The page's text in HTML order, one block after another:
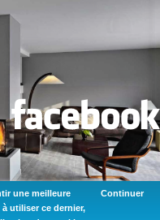
une meilleure
utiliser ce dernier,
Continuer